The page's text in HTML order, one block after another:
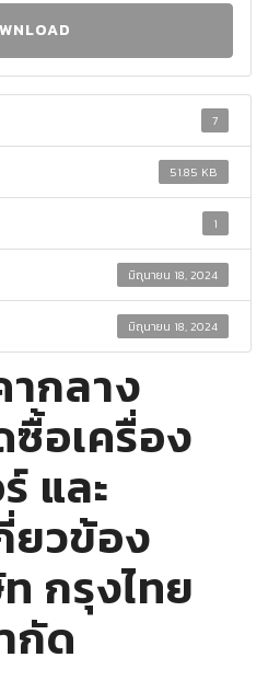
7
51.85 KB
1
มิถุนายน 18, 2024
มิถุนายน 18, 2024
ากลาง
ซื้อเครื่อง
และ
วข้อง
กรุงไทย
กัด